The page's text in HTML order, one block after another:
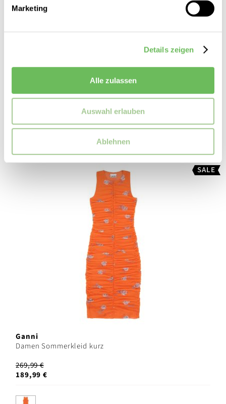
Marketing
Details zeigen
Alle zulassen
Auswahl erlauben
Ablehnen
Tommy Hilfiger
129,90 €
SALE
Ganni
Damen Sommerkleid kurz
269,99 €
189,99 €